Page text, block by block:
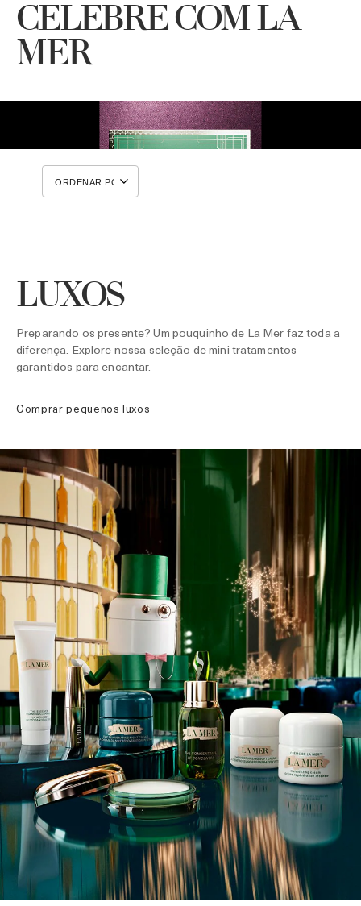
CELEBRE COM LA
MER
LUXOS
Preparando os presente? Um pouquinho de La Mer faz toda a
diferença. Explore nossa seleção de mini tratamentos
garantidos para encantar.
comprar pequenos luxos